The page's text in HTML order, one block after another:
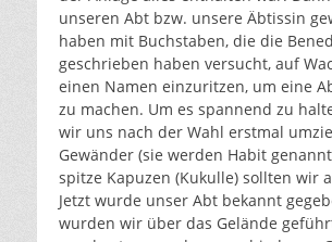
unseren Abt bzw. unsere Äbtissin
haben mit Buchstaben, die die
geschrieben haben versucht, auf
einen Namen einzuritzen, um eine
zu machen. Um es spannend zu
wir uns nach der Wahl erstmal
Gewänder (sie werden Habit
spitze Kapuzen (Kukulle) sollten wir
Jetzt wurde unser Abt bekannt
wurden wir über das Gelände